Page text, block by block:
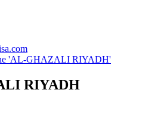
'AL-GHAZALI RIYADH'
RIYADH